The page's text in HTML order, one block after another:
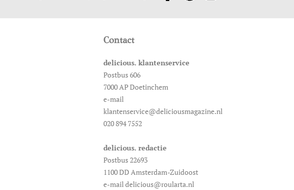
Contact
delicious. klantenservice
Postbus 606
7000 AP Doetinchem
e-mail
klantenservice@deliciousmagazine.nl
020 894 7552
delicious. redactie
Postbus 22693
1100 DD Amsterdam-Zuidoost
e-mail delicious@roularta.nl